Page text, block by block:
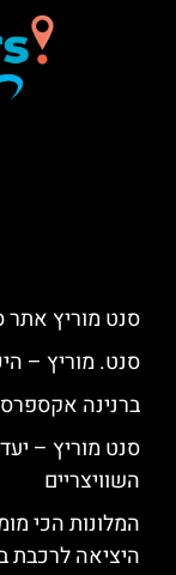
סנט מוריץ אתר
סנט. מוריץ –
ברנינה
סנט מוריץ –
השוויצריים
המלונות הכי
היציאה לרכבת